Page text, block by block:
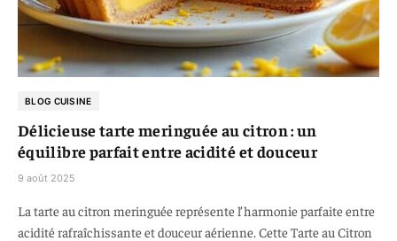
BLOG CUISINE
Délicieuse tarte meringuée au citron : un
équilibre parfait entre acidité et douceur
9 août 2025
La tarte au citron meringuée représente l’harmonie parfaite entre
acidité rafraîchissante et douceur aérienne. Cette Tarte au Citron